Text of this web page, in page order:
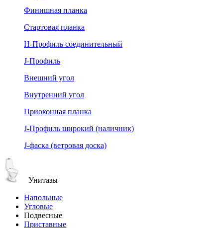
Финишная планка
Стартовая планка
Н-Профиль соединительный
J-Профиль
Внешний угол
Внутренний угол
Приоконная планка
J-Профиль широкий (наличник)
J-фаска (ветровая доска)
Унитазы
Напольные
Угловые
Подвесные
Приставные